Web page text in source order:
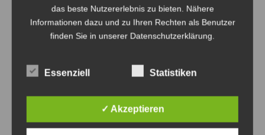
Die Defibrillatoren können Leben retten - Foto:
JPH/Archiv
das beste Nutzererlebnis zu bieten. Nähere
Informationen dazu und zu Ihren Rechten als Benutzer
finden Sie in unserer Datenschutzerklärung.
Essenziell Statistiken
✓ Akzeptieren